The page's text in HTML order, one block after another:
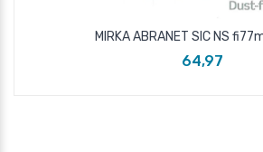
MIRKA ABRANET SIC NS
64,97